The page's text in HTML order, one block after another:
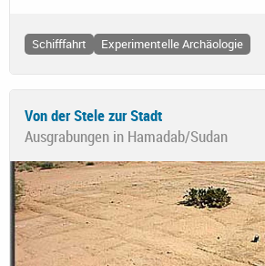
Schifffahrt Experimentelle Archäologie
Von der Stele zur Stadt
Ausgrabungen in Hamadab/Sudan